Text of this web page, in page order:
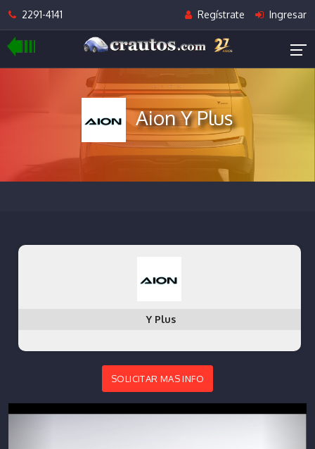
2291-4141 Regístrate Ingresar
Aion Y Plus
Y Plus
SOLICITAR MAS INFO